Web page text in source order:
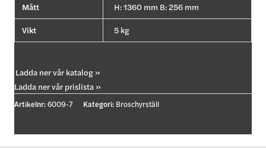
Mått H: 1360 mm B: 256 mm
Vikt 5 kg
Ladda ner vår katalog »
Ladda ner vår prislista »
Artikelnr:6009-7 Kategori: Broschyrställ